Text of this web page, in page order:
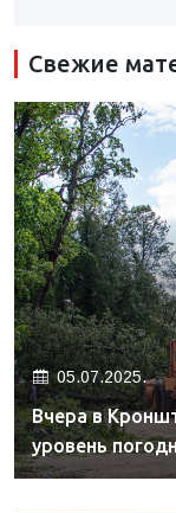
Свежие
05.07.2025.
Вчера в
уровень